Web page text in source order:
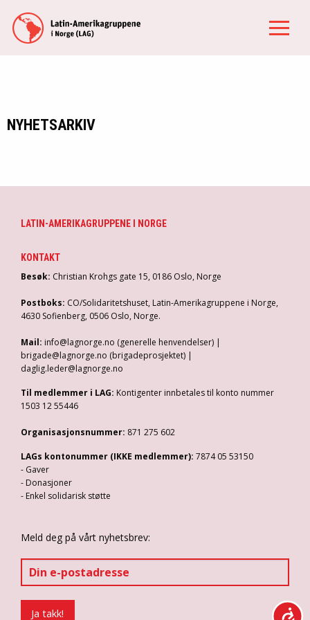
NYHETSARKIV
LATIN-AMERIKAGRUPPENE I NORGE
KONTAKT
Besøk: Christian Krohgs gate 15, 0186 Oslo, Norge
Postboks: CO/Solidaritetshuset, Latin-Amerikagruppene i Norge,
4630 Sofienberg, 0506 Oslo, Norge.
Mail: info@lagnorge.no (generelle henvendelser) |
brigade@lagnorge.no (brigadeprosjektet) |
daglig.leder@lagnorge.no
Til medlemmer i LAG: Kontigenter innbetales til konto nummer
1503 12 55446
Organisasjonsnummer: 871 275 602
LAGs kontonummer (IKKE medlemmer): 7874 05 53150
- Gaver
- Donasjoner
- Enkel solidarisk støtte
Meld deg på vårt nyhetsbrev: